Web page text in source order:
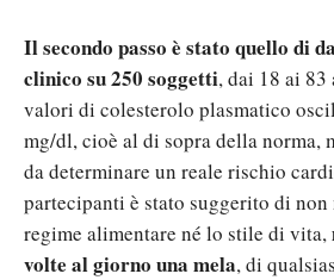
Il secondo passo è stato quello di
clinico su 250 soggetti, dai 18 ai
valori di colesterolo plasmatico
mg/dl, cioè al di sopra della norma,
da determinare un reale rischio
partecipanti è stato suggerito di
regime alimentare né lo stile di vita,
volte al giorno una mela, di